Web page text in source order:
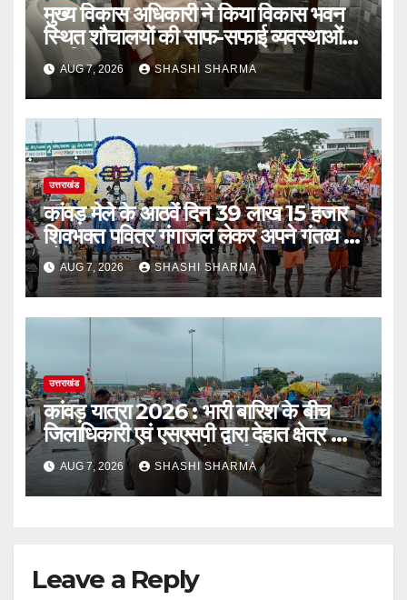
मुख्य विकास अधिकारी ने किया विकास भवन
स्थित शौचालयों की साफ-सफाई व्यवस्थाओं
का निरीक्षण
AUG 7, 2026 SHASHI SHARMA
उत्तराखंड
कांवड़ मेले के आठवें दिन 39 लाख 15 हजार
शिवभक्त पवित्र गंगाजल लेकर अपने गंतव्य की
ओर हुए रवाना
AUG 7, 2026 SHASHI SHARMA
उत्तराखंड
कांवड़ यात्रा 2026 : भारी बारिश के बीच
जिलाधिकारी एवं एसएसपी द्वारा देहात क्षेत्र का
भ्रमण, सुरक्षा व्यवस्थाओं का लिया जायजा
AUG 7, 2026 SHASHI SHARMA
Leave a Reply